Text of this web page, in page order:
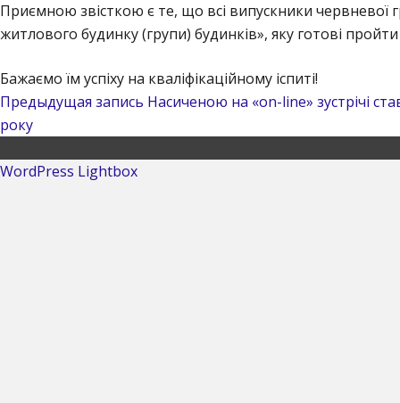
Приємною звісткою є те, що всі випускники червневої
житлового будинку (групи) будинків», яку готові
Бажаємо їм успіху на кваліфікаційному іспиті!
Предыдущая запись Насиченою на «on-line» зустрічі
року
WordPress Lightbox